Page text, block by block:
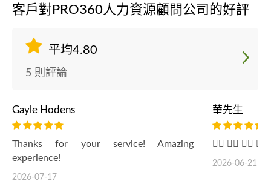
客戶對PRO360人力資源顧問公司的好評
平均4.80
5 則評論
Gayle Hodens
Thanks for your service! Amazing
experience!
2026-07-17
華先生
2026-06-21